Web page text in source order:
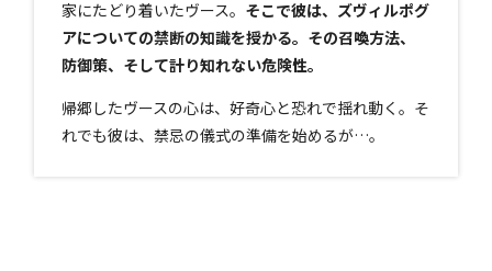
家にたどり着いたヴース。 そこで彼は、ズヴィルポグ
アについての禁断の知識を授かる。その召喚方法、
防御策、そして計り知れない危険性。
帰郷したヴースの心は、好奇心と恐れで揺れ動く。そ
れでも彼は、禁忌の儀式の準備を始めるが…。